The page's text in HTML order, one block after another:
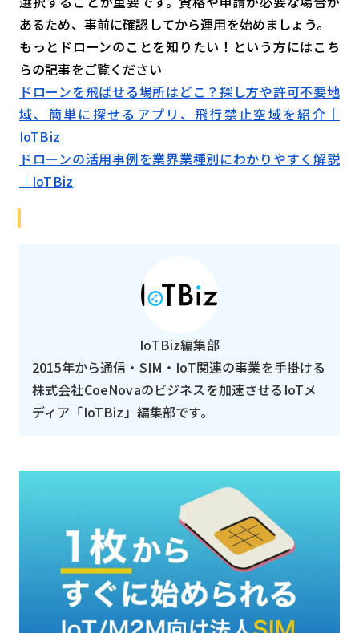
あるため、事前に確認してから運用を始めましょう。
もっとドローンのことを知りたい！という方にはこち
らの記事をご覧ください
ドローンを飛ばせる場所はどこ？探し方や許可不要地
域、簡単に探せるアプリ、飛行禁止空域を紹介｜
IoTBiz
ドローンの活用事例を業界業種別にわかりやすく解説
｜IoTBiz
IoTBiz編集部
2015年から通信・SIM・IoT関連の事業を手掛ける
株式会社CoeNovaのビジネスを加速させるIoTメ
ディア「IoTBiz」編集部です。